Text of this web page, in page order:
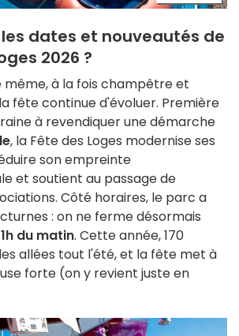
dates et nouveautés de
2026 ?
même, à la fois champêtre et
fête continue d'évoluer. Première
à revendiquer une démarche
, la Fête des Loges modernise ses
son empreinte
et soutient au passage de
Côté horaires, le parc a
: on ne ferme désormais
1h du matin. Cette année, 170
allées tout l'été, et la fête met à
forte (on y revient juste en